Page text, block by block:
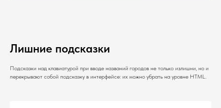
Лишние подсказки
Подсказки над клавиатурой при вводе названий городов не только излишни, но и
перекрывают собой подсказку в интерфейсе: их можно убрать на уровне HTML.